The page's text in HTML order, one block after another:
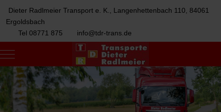
Dieter Radlmeier Transport e. K., Langenhettenbach 110, 84061
Ergoldsbach
Tel 08771 875
info@tdr-trans.de
Mobile Menu Toggle